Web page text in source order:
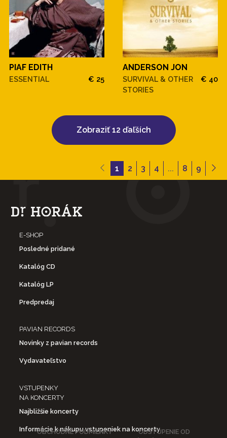
PIAF EDITH
ESSENTIAL € 25
ANDERSON JON
SURVIVAL & OTHER
STORIES
€ 40
Zobraziť 12 ďaľších
1 2 3 4 ... 8 9
E-SHOP
Posledné pridané
Katalóg CD
Katalóg LP
Predpredaj
PAVIAN RECORDS
Novinky z pavian records
Vydavateľstvo
VSTUPENKY
NA KONCERTY
Najbližšie koncerty
Informácie k nákupu vstupeniek na koncerty
OBCHODNÉ PODMIENKY
ODSTÚPENIE OD